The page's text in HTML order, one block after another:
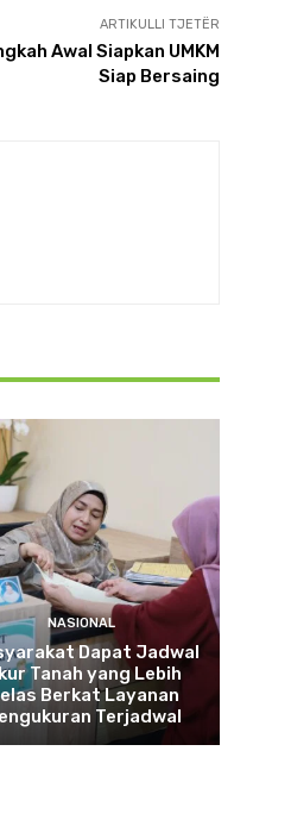
ARTIKULLI TJETËR
Awal Siapkan UMKM
Siap Bersaing
NASIONAL
Dapat Jadwal
Tanah yang Lebih
Berkat Layanan
Terjadwal